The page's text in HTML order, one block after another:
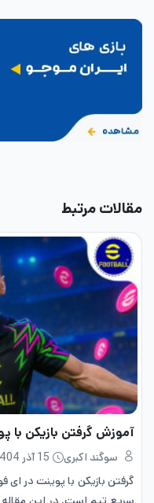
مقالات مرتبط
آموزش گرفتن بازیکن با
سوگند اکبری
15 آذر 1404
گرفتن بازیکن با پوینت در